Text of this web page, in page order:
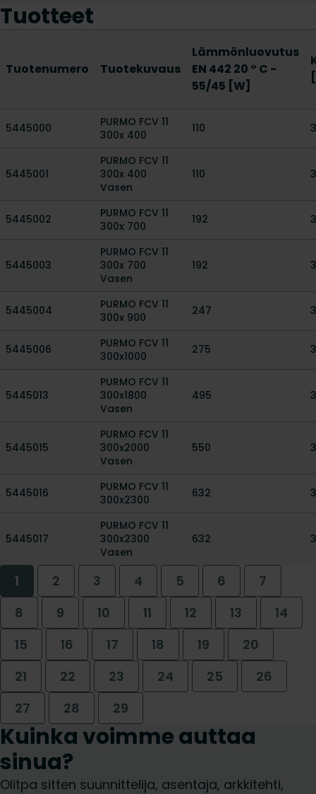
Tuotteet
Tuotenumero Tuotekuvaus
Lämmönluovutus
EN 442 20 ° C -
55/45 [W]
5445000
PURMO FCV 11
300x 400
110
5445001
PURMO FCV 11
300x 400
Vasen
110
5445002
PURMO FCV 11
300x 700
192
5445003
PURMO FCV 11
300x 700
Vasen
192
5445004
PURMO FCV 11
300x 900
247
5445006
PURMO FCV 11
300x1000
275
5445013
PURMO FCV 11
300x1800
Vasen
495
5445015
PURMO FCV 11
300x2000
Vasen
550
5445016
PURMO FCV 11
300x2300
632
5445017
PURMO FCV 11
300x2300
Vasen
632
1 2 3 4 5 6
7
8
9 10 11 12 13
14
15
16 17 18 19
20
21
22 23 24 25
26
27
28 29
Kuinka voimme auttaa
sinua?
Olitpa sitten suunnittelija, asentaja, arkkitehti,